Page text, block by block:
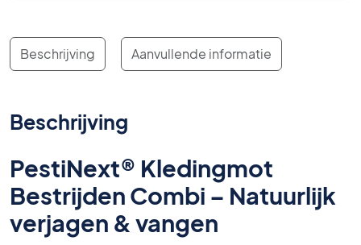
Beschrijving Aanvullende informatie
Beschrijving
PestiNext® Kledingmot
Bestrijden Combi – Natuurlijk
verjagen & vangen